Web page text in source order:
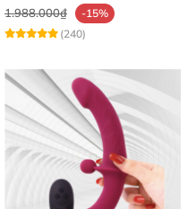
1.988.000₫
-15%
(240)